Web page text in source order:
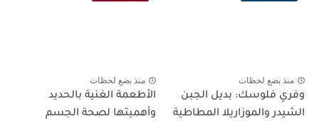
منذ بضع لحظات
وفري فلوسك: بديل الجبن
الشيدر والموزاريلا المطاطية
منذ بضع لحظات
الأطعمة الغنية بالحديد
وأهميتها لصحة الجسم